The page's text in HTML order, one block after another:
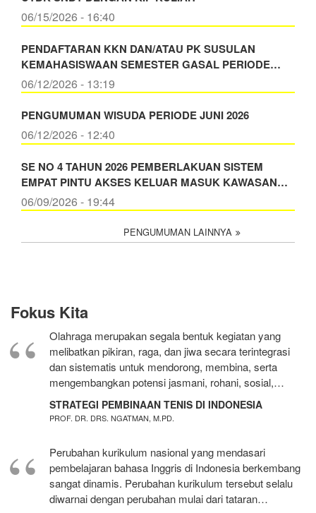
06/15/2026 - 16:40
PENDAFTARAN KKN DAN/ATAU PK SUSULAN
KEMAHASISWAAN SEMESTER GASAL PERIODE…
06/12/2026 - 13:19
PENGUMUMAN WISUDA PERIODE JUNI 2026
06/12/2026 - 12:40
SE NO 4 TAHUN 2026 PEMBERLAKUAN SISTEM
EMPAT PINTU AKSES KELUAR MASUK KAWASAN…
06/09/2026 - 19:44
PENGUMUMAN LAINNYA
Fokus Kita
Olahraga merupakan segala bentuk kegiatan yang
melibatkan pikiran, raga, dan jiwa secara terintegrasi
dan sistematis untuk mendorong, membina, serta
mengembangkan potensi jasmani, rohani, sosial,…
STRATEGI PEMBINAAN TENIS DI INDONESIA
PROF. DR. DRS. NGATMAN, M.PD.
Perubahan kurikulum nasional yang mendasari
pembelajaran bahasa Inggris di Indonesia berkembang
sangat dinamis. Perubahan kurikulum tersebut selalu
diwarnai dengan perubahan mulai dari tataran…